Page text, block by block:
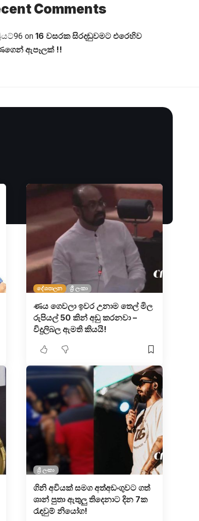
Comments
on 16 වසරක සිරදඬුවමට එරෙහිව
ඇපෑලක් !!
දේශපාලන ශ්‍රී ලංකා
ණය ගෙවලා ඉවර උනාම තෙල් මිල
රුපියල් 50 කින් අඩු කරනවා –
විදුලිබල ඇමති කියයි!
ශ්‍රී ලංකා
ගිනි අවියක් සමග අත්අඩංගුවට ග​ත්
ශාන් පුතා ඇතුලු තිදෙනාට දි​න 7ක
රැඳවු​ම් නියෝ​ග!